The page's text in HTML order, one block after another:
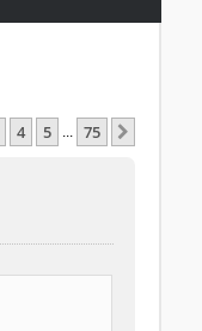
4 5 ... 75